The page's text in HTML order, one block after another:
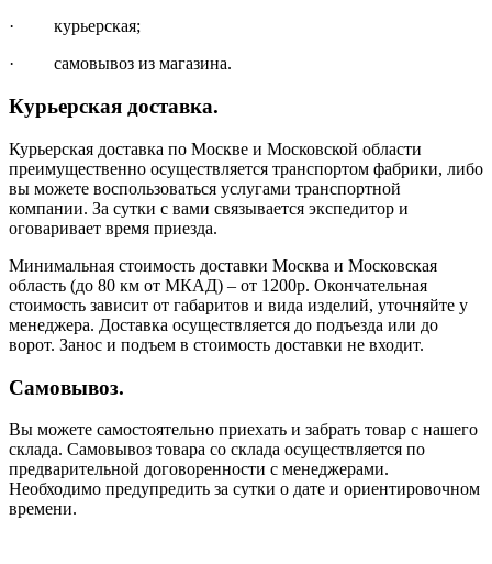
· курьерская;
· самовывоз из магазина.
Курьерская доставка.
Курьерская доставка по Москве и Московской области
преимущественно осуществляется транспортом фабрики, либо
вы можете воспользоваться услугами транспортной
компании. За сутки с вами связывается экспедитор и
оговаривает время приезда.
Минимальная стоимость доставки Москва и Московская
область (до 80 км от МКАД) – от 1200р. Окончательная
стоимость зависит от габаритов и вида изделий, уточняйте у
менеджера. Доставка осуществляется до подъезда или до
ворот. Занос и подъем в стоимость доставки не входит.
Самовывоз.
Вы можете самостоятельно приехать и забрать товар с нашего
склада. Самовывоз товара со склада осуществляется по
предварительной договоренности с менеджерами.
Необходимо предупредить за сутки о дате и ориентировочном
времени.